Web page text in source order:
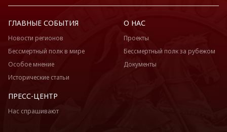
ГЛАВНЫЕ СОБЫТИЯ
Новости регионов
Бессмертный полк в мире
Особое мнение
Исторические статьи
О НАС
Проекты
Бессмертный полк за рубежом
Документы
ПРЕСС-ЦЕНТР
Нас спрашивают